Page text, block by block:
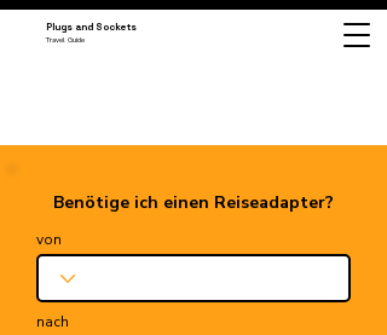
Plugs and Sockets
Travel Guide
Benötige ich einen Reiseadapter?
von
nach